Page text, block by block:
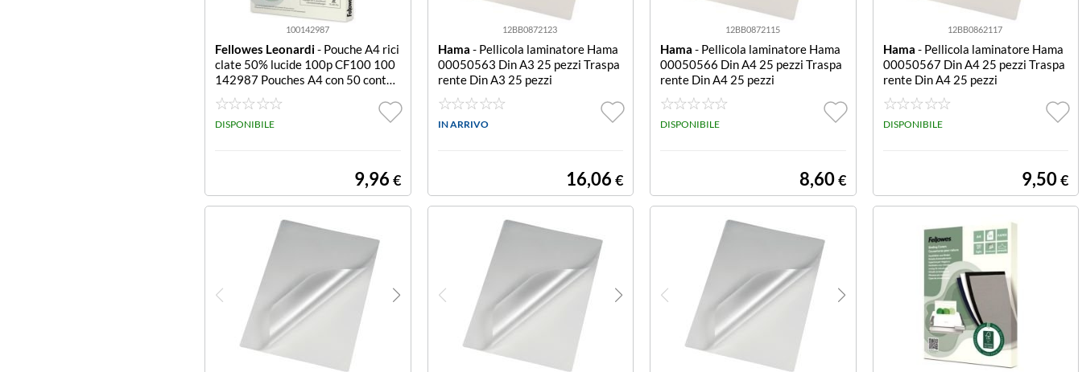
100142987
Fellowes Leonardi- Pouche A4 rici
clate 50% lucide 100p CF100 100
142987 Pouches A4 con 50 conten
uto riciclato - Spessore leggero luci
de conf. 100
DISPONIBILE
9,96 €
12BB0872123
Hama - Pellicola laminatore Hama
00050563 Din A3 25 pezzi Traspa
rente Din A3 25 pezzi
IN ARRIVO
16,06 €
12BB0872115
Hama - Pellicola laminatore Hama
00050566 Din A4 25 pezzi Traspa
rente Din A4 25 pezzi
DISPONIBILE
8,60€
12BB0862117
Hama - Pellicola laminatore Hama
00050567 Din A4 25 pezzi Traspa
rente Din A4 25 pezzi
DISPONIBILE
9,50€